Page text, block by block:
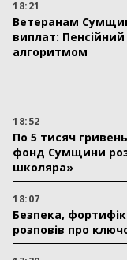
18:21
Ветеранам
виплат:
алгоритмом
18:52
По 5 тисяч
фонд Сумщини
школяра»
18:07
Безпека,
розповів про